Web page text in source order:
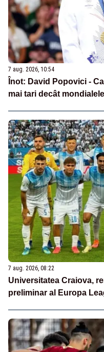
7 aug. 2026, 10:54
Înot: David Popovici -
mai tari decât
7 aug. 2026, 08:22
Universitatea Craiova,
preliminar al Europa